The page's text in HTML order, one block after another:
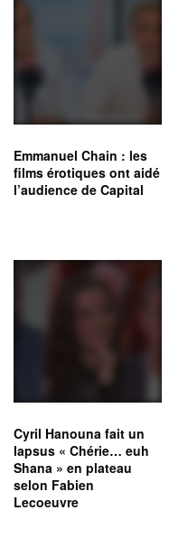
Emmanuel Chain : les
films érotiques ont aidé
l’audience de Capital
Cyril Hanouna fait un
lapsus « Chérie… euh
Shana » en plateau
selon Fabien
Lecoeuvre